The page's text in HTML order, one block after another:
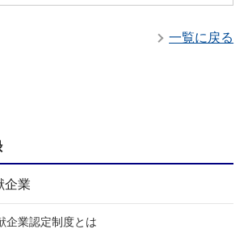
一覧に戻る
企業
企業認定制度とは